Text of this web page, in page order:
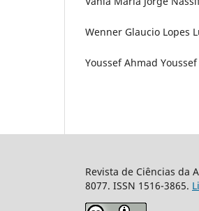
Wenner Glaucio Lopes
Youssef Ahmad
Revista de Ciências da
8077. ISSN 1516-3865.